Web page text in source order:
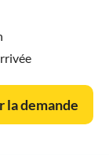
la demande